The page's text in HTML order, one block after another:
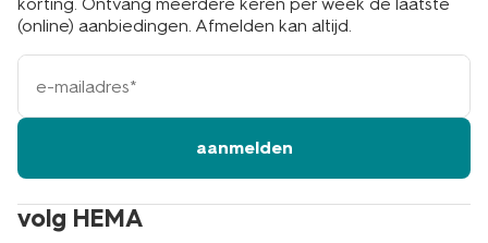
volg HEMA
(online) aanbiedingen. Afmelden kan altijd.
e-
mailadres
aanmelden